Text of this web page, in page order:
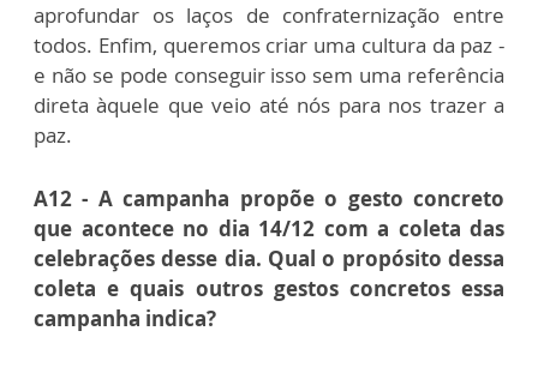
aprofundar os laços de confraternização entre
todos. Enfim, queremos criar uma cultura da paz -
e não se pode conseguir isso sem uma referência
direta àquele que veio até nós para nos trazer a
paz.
A12 - A campanha propõe o gesto concreto
que acontece no dia 14/12 com a coleta das
celebrações desse dia. Qual o propósito dessa
coleta e quais outros gestos concretos essa
campanha indica?